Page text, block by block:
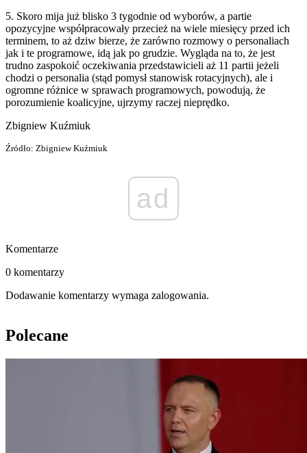
5. Skoro mija już blisko 3 tygodnie od wyborów, a partie
opozycyjne współpracowały przecież na wiele miesięcy przed ich
terminem, to aż dziw bierze, że zarówno rozmowy o personaliach
jak i te programowe, idą jak po grudzie. Wygląda na to, że jest
trudno zaspokoić oczekiwania przedstawicieli aż 11 partii jeżeli
chodzi o personalia (stąd pomysł stanowisk rotacyjnych), ale i
ogromne różnice w sprawach programowych, powodują, że
porozumienie koalicyjne, ujrzymy raczej nieprędko.
Zbigniew Kuźmiuk
Źródło: Zbigniew Kuźmiuk
ad
Komentarze
0 komentarzy
Dodawanie komentarzy wymaga zalogowania.
Polecane